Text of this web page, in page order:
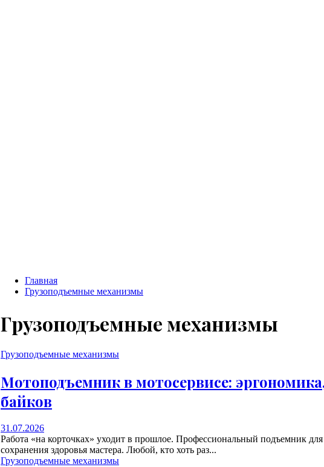
Главная
Грузоподъемные механизмы
Грузоподъемные механизмы
Грузоподъемные механизмы
Мотоподъемник в мотосервисе:
байков
31.07.2026
Работа «на корточках» уходит в прошлое. Профессиональный подъемник
сохранения здоровья мастера. Любой, кто хоть раз...
Грузоподъемные механизмы